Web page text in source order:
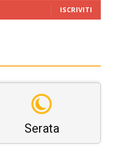
ISCRIVITI
Serata